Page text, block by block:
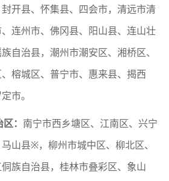
开县、怀集县、四会市，清远市清
连州市、佛冈县、阳山县、连山壮
自治县，潮州市潮安区、湘桥区、
榕城区、普宁市、惠来县、揭西
市。
： 南宁市西乡塘区、江南区、兴宁
山县※，柳州市城中区、柳北区、
族自治县，桂林市叠彩区、象山